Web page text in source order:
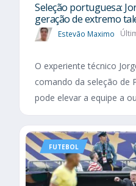
Seleção portuguesa:
geração de extremo
Estevão Maximo
O experiente técnico
comando da seleção de
pode elevar a equipe a
FUTEBOL